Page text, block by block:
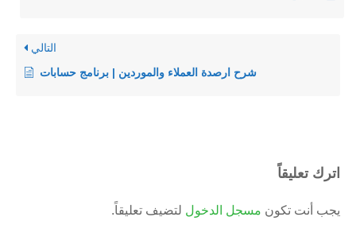
التالي
شرح ارصدة العملاء والموردين | برنامج حسابات
اترك تعليقاً
يجب أنت تكون مسجل الدخول لتضيف تعليقاً.